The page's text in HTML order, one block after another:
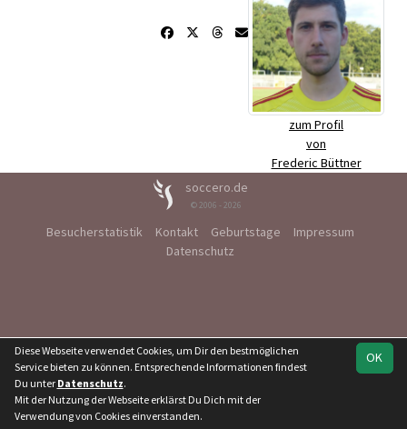
zum Profil
von
Frederic Büttner
soccero.de
© 2006 - 2026
Besucherstatistik Kontakt Geburtstage
Impressum
Datenschutz
OK
Diese Webseite verwendet Cookies, um Dir den bestmöglichen
Service bieten zu können. Entsprechende Informationen findest
Du unter Datenschutz.
Mit der Nutzung der Webseite erklärst Du Dich mit der
Verwendung von Cookies einverstanden.